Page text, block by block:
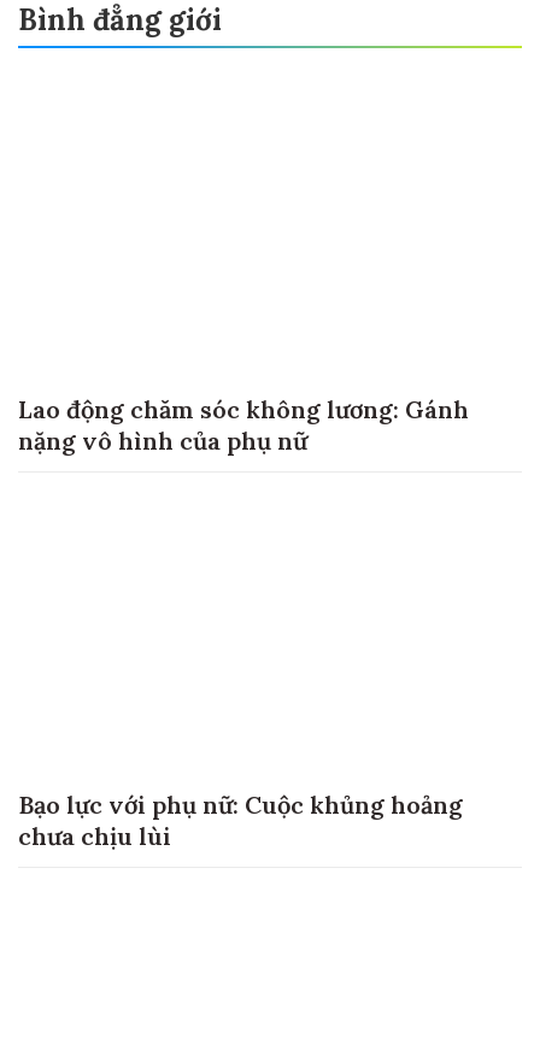
Bình đẳng giới
Lao động chăm sóc không lương: Gánh
nặng vô hình của phụ nữ
Bạo lực với phụ nữ: Cuộc khủng hoảng
chưa chịu lùi